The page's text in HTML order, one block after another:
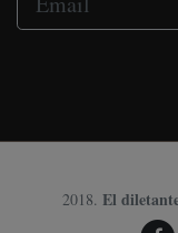
2018. El